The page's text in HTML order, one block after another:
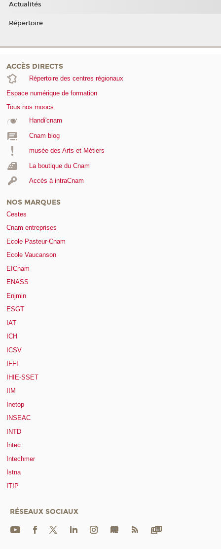
Actualités
Répertoire
ACCÈS DIRECTS
Répertoire des centres régionaux
Espace numérique de formation
Tous nos moocs
Handi'cnam
Cnam blog
musée des Arts et Métiers
La boutique du Cnam
Accès à intraCnam
NOS MARQUES
Cestes
Cnam entreprises
Ecole Pasteur-Cnam
Ecole Vaucanson
EICnam
ENASS
Enjmin
ESGT
IAT
ICH
ICSV
IFFI
IHIE-SSET
IIM
Inetop
INSEAC
INTD
Intec
Intechmer
Istna
ITIP
RÉSEAUX SOCIAUX